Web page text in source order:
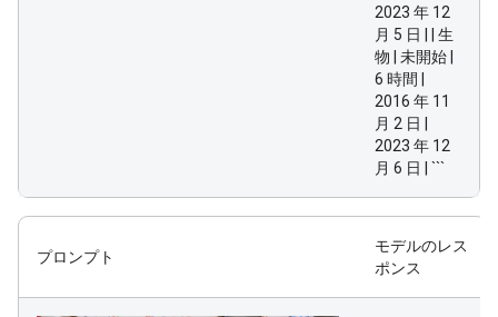
2023 年 12
月 5 日 | | 生
物 | 未開始 |
6 時間 |
2016 年 11
月 2 日 |
2023 年 12
月 6 日 | ```
プロンプト
モデルのレス
ポンス